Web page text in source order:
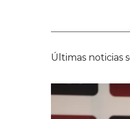
Últimas noticias